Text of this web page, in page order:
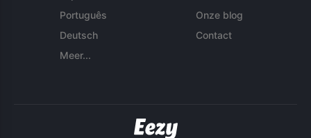
Português
Deutsch
Meer...
Onze blog
Contact